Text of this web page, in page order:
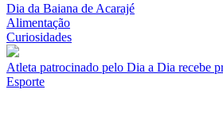
Dia da Baiana de Acarajé
Alimentação
Curiosidades
Atleta patrocinado pelo Dia a Dia recebe
Esporte